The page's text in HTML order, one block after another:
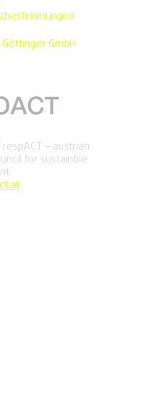
GmbH
– austrian
for sustainble